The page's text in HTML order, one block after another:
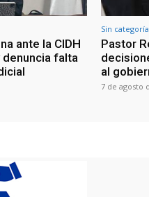
ante la CIDH
falta
Sin categoría
Pastor
al
7 de agosto